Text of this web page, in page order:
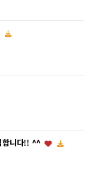
합니다!! ^^